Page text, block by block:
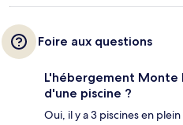
Foire aux questions
L'hébergement Monte
d'une piscine ?
Oui, il y a 3 piscines en